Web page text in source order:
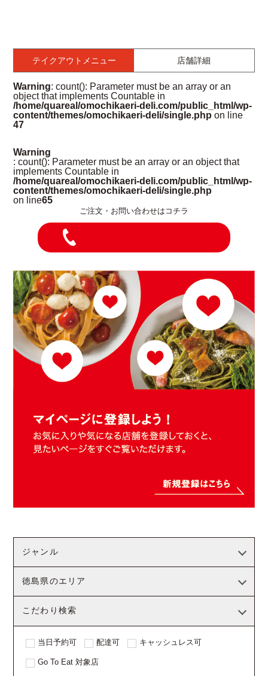
テイクアウトメニュー 店舗詳細
Warning: count(): Parameter must be an array or an
object that implements Countable in
/home/quareal/omochikaeri-deli.com/public_html/wp-
content/themes/omochikaeri-deli/single.php on line
47
Warning
: count(): Parameter must be an array or an object that
implements Countable in
/home/quareal/omochikaeri-deli.com/public_html/wp-
content/themes/omochikaeri-deli/single.php
on line65
ご注文・お問い合わせはコチラ
ジャンル
徳島県のエリア
こだわり検索
当日予約可 配達可 キャッシュレス可
Go To Eat 対象店